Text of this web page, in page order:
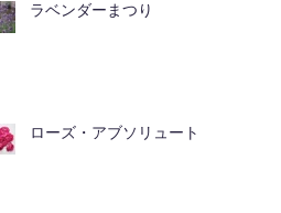
ラベンダーまつり
ローズ・アブソリュート